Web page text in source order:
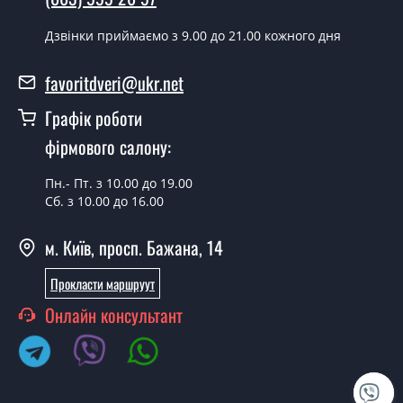
Скільки коштує встановлення дверей
Modern-27 Zolotoy dub?
Вартість встановлення дверей Modern-27 Zolotoy dub -
Можна на сьогодні викликати
замірника?
Так можна.
двері фаворит?
Так, ми маємо великий асортимент готових
міжкімнатних дверей ТМ Фаворит.
Ви робите нестандартні міжкімнатні
Дзвінки приймаємо з 9.00 до 21.00 кожного дня
favoritdveri@ukr.net
Графік роботи
фірмового салону:
Пн.- Пт. з 10.00 до 19.00
Сб. з 10.00 до 16.00
м. Київ, просп. Бажана, 14
Прокласти маршруут
Онлайн консультант